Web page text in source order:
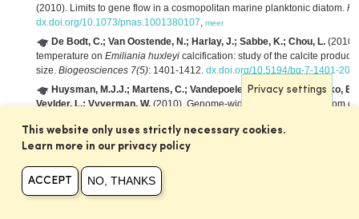
(2010). Limits to gene flow in a cosmopolitan marine planktonic diatom.
dx.doi.org/10.1073/pnas.1001380107, meer
De Bodt, C.; Van Oostende, N.; Harlay, J.; Sabbe, K.; Chou, L.
temperature on Emiliania huxleyi calcification: study of the calcite
size. Biogeosciences 7(5): 1401-1412. dx.doi.org/10.5194/bg-7-1401-
Huysman, M.J.J.; Martens, C.; Vandepoele, K.; Gillard, J.; Rayko,
Veylder, L.; Vyverman, W.(2010). Genome-wide analysis of the diatom
Mann, D.G.; Sato, S.; Trobajo, R.; Vanormelingen, P.; Souffreau, C.
discovery in diatoms. Cryptogam., Algol. 31(4)
Sabbe, K.; Vanelslander, B.; Ribeiro, L.; Witkowski, A.; Muylaert, K.;
gen. nov., a new species and two new combinations in the marine diatom
256,meer
Privacy settings
This website only uses strictly necessary cookies.
Learn more in our privacy policy
ACCEPT NO, THANKS